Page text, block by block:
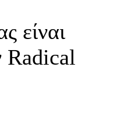
είναι
Radical